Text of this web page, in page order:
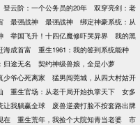
登云阶：一个公务员的20年
双穿亮剑：老
最强战神 最强战神
绑定神豪系统：从
举国飞升！十四亿魔修吓哭异界
我的黑
海成首富
重生1961：我的签到系统能种
归途无名
契约神级兽娘，全是小萝
少爷心死离家
猛男闯莞城，从四大村姑开
重生官场：从老干局开始执掌天下
女多
让我躺赢全球
废兽逆袭打脸不按套路出牌
在 重生荒年，我捡个大院知青当老婆
市